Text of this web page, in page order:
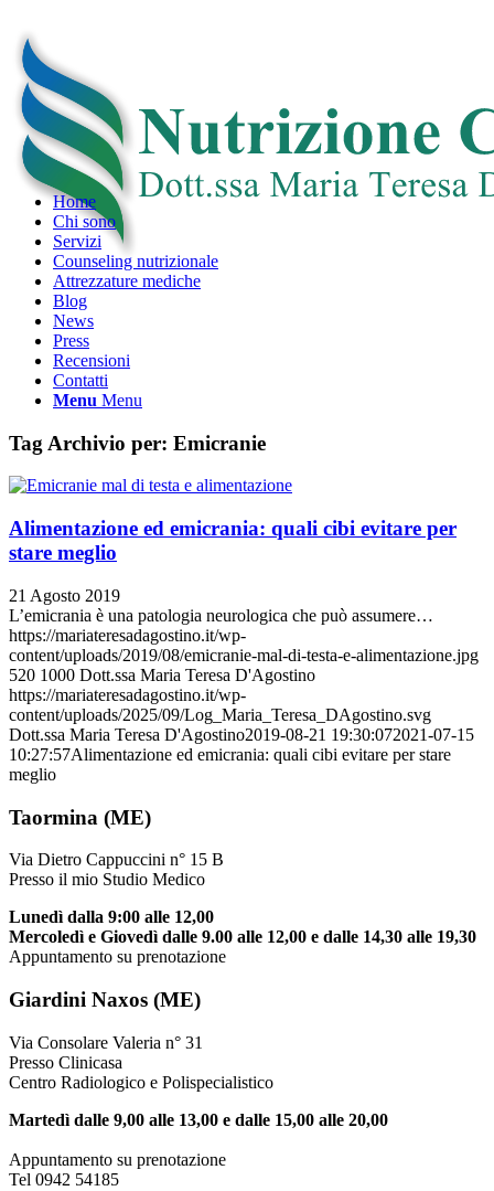
Home
Chi sono
Servizi
Counseling nutrizionale
Attrezzature mediche
Blog
News
Press
Recensioni
Contatti
Menu Menu
Tag Archivio per: Emicranie
Alimentazione ed emicrania: quali cibi evitare per
stare meglio
21 Agosto 2019
L’emicrania è una patologia neurologica che può assumere…
https://mariateresadagostino.it/wp-
content/uploads/2019/08/emicranie-mal-di-testa-e-alimentazione.jpg
520 1000 Dott.ssa Maria Teresa D'Agostino
https://mariateresadagostino.it/wp-
content/uploads/2025/09/Log_Maria_Teresa_DAgostino.svg
Dott.ssa Maria Teresa D'Agostino2019-08-21 19:30:072021-07-15
10:27:57Alimentazione ed emicrania: quali cibi evitare per stare
meglio
Taormina (ME)
Via Dietro Cappuccini n° 15 B
Presso il mio Studio Medico
Lunedì dalla 9:00 alle 12,00
Mercoledì e Giovedì dalle 9.00 alle 12,00 e dalle 14,30 alle 19,30
Appuntamento su prenotazione
Giardini Naxos (ME)
Via Consolare Valeria n° 31
Presso Clinicasa
Centro Radiologico e Polispecialistico
Martedì dalle 9,00 alle 13,00 e dalle 15,00 alle 20,00
Appuntamento su prenotazione
Tel 0942 54185